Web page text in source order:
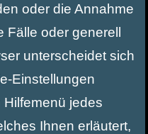
oder die Annahme
Fälle oder generell
unterscheidet sich
Einstellungen
jedes
Ihnen erläutert,